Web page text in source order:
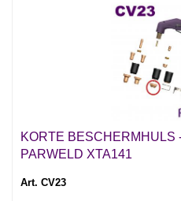
KORTE BESCHERMHULS
PARWELD XTA141
Art. CV23